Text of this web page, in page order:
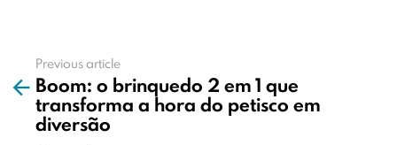
more
Previous article
Boom: o brinquedo 2 em 1 que
transforma a hora do petisco em
diversão